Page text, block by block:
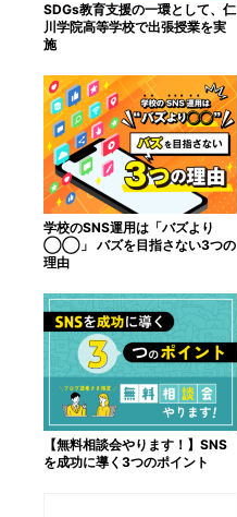
SDGs教育支援の一環として、仁
川学院高等学校で出張授業を実
施
学校のSNS運用は「バズより
◯◯」 バズを目指さない3つの
理由
【無料相談会やります！】SNS
を成功に導く3つのポイント